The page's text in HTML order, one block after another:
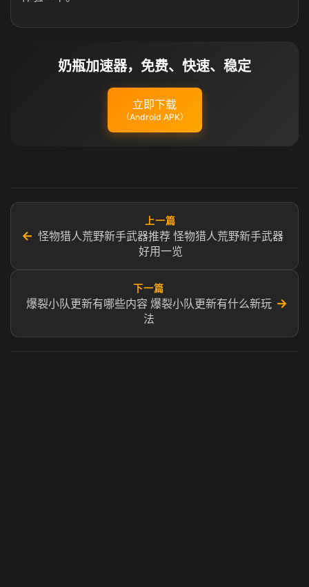
奶瓶加速器，免费、快速、稳定
立即下载
（Android APK）
←
上一篇
怪物猎人荒野新手武器推荐 怪物猎人荒野新手武器
好用一览
下一篇
爆裂小队更新有哪些内容 爆裂小队更新有什么新玩
法
→